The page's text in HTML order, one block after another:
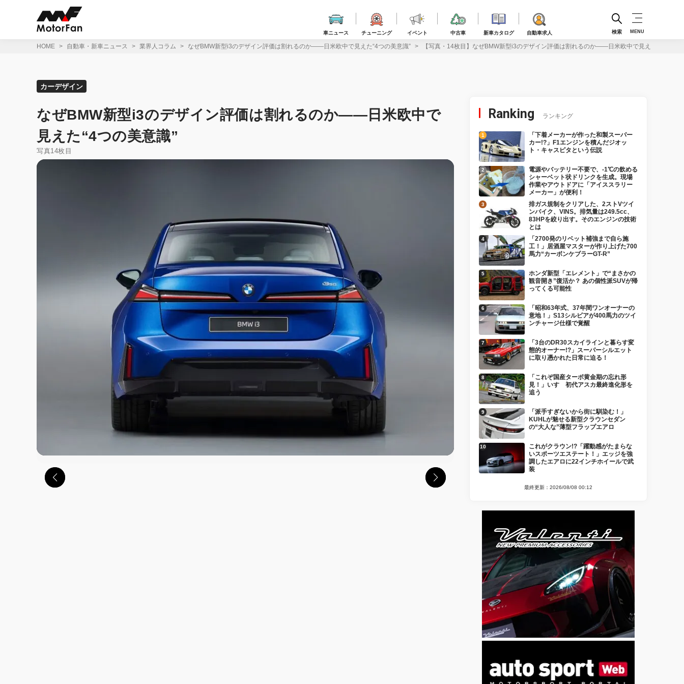
車ニュース チューニング イベント 中古車 新車カタログ 自動車求人 検索 MENU
HOME 自動車・新車ニュース 業界人コラム なぜBMW新型i3のデザイン評価は割れるのか――日米欧中で見えた“4つの美意識” 【写真・14枚目】なぜBMW新型i3のデザイン評価は割れるのか――日米欧中で見えた“4つの美
カーデザイン
なぜBMW新型i3のデザイン評価は割れるのか――日米欧中で
見えた“4つの美意識”
写真14枚目
Ranking ランキング
「下着メーカーが作った和製スーパー
カー!?」F1エンジンを積んだジオッ
ト・キャスピタという伝説
電源やバッテリー不要で、-1℃の飲める
シャーベット状ドリンクを生成。現場
作業やアウトドアに「アイススラリー
メーカー」が便利！
排ガス規制をクリアした、2ストVツイ
ンバイク、VINS。排気量は249.5cc、
83HPを絞り出す。そのエンジンの技術
とは
「2700発のリベット補強まで自ら施
工！」居酒屋マスターが作り上げた700
馬力“カーボンケブラーGT-R”
ホンダ新型「エレメント」で“まさかの
観音開き”復活か？ あの個性派SUVが帰
ってくる可能性
「昭和63年式、37年間ワンオーナーの
意地！」S13シルビアが400馬力のツイ
ンチャージ仕様で覚醒
「3台のDR30スカイラインと暮らす変
態的オーナー!?」スーパーシルエット
に取り憑かれた日常に迫る！
「これぞ国産ターボ黄金期の忘れ形
見！」いすゞ初代アスカ最終進化形を
追う
「派手すぎないから街に馴染む！」
KUHLが魅せる新型クラウンセダン
の“大人な”薄型フラップエアロ
これがクラウン!?「躍動感がたまらな
いスポーツエステート！」エッジを強
調したエアロに22インチホイールで武
装
最終更新：2026/08/08 00:12